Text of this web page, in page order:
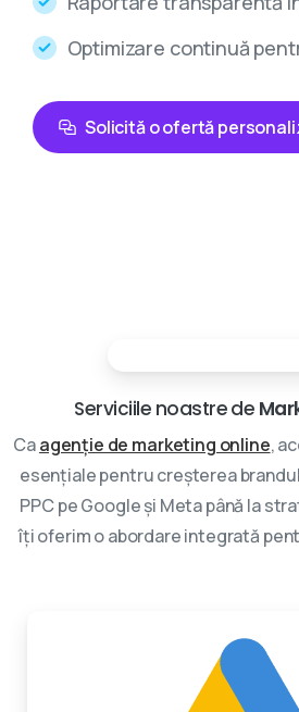
Optimizare continuă
Solicită o ofertă
Serviciile noastre de
Caagenție de marketing online,
esențiale pentru creșterea
PPC pe Google și Meta până la
îți oferim o abordare integrată